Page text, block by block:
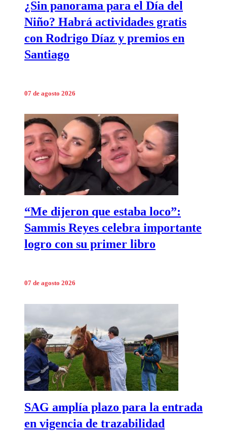
¿Sin panorama para el Día del
Niño? Habrá actividades gratis
con Rodrigo Díaz y premios en
Santiago
07 de agosto 2026
“Me dijeron que estaba loco”:
Sammis Reyes celebra importante
logro con su primer libro
07 de agosto 2026
SAG amplía plazo para la entrada
en vigencia de trazabilidad